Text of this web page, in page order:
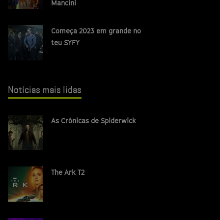
Mancini
Começa 2023 em grande no
teu SYFY
Notícias mais lidas
As Crónicas de Spiderwick
The Ark T2